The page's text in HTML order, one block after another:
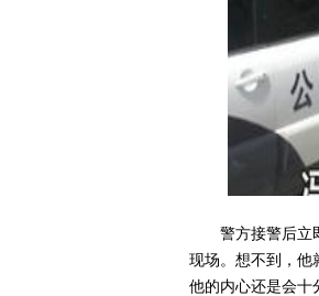
警方接警后立
现场。想不到，他
他的内心还是会十